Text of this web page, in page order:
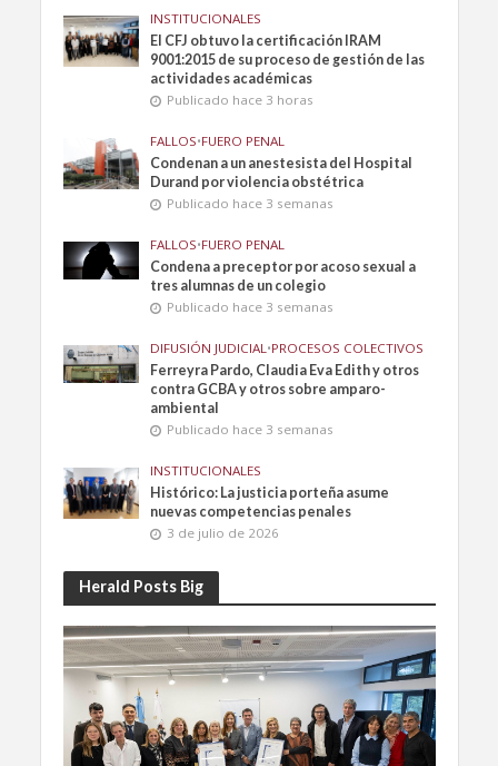
INSTITUCIONALES
El CFJ obtuvo la certificación IRAM
9001:2015 de su proceso de gestión de las
actividades académicas
Publicado hace 3 horas
FALLOS•FUERO PENAL
Condenan a un anestesista del Hospital
Durand por violencia obstétrica
Publicado hace 3 semanas
FALLOS•FUERO PENAL
Condena a preceptor por acoso sexual a
tres alumnas de un colegio
Publicado hace 3 semanas
DIFUSIÓN JUDICIAL•PROCESOS COLECTIVOS
Ferreyra Pardo, Claudia Eva Edith y otros
contra GCBA y otros sobre amparo-
ambiental
Publicado hace 3 semanas
INSTITUCIONALES
Histórico: La justicia porteña asume
nuevas competencias penales
3 de julio de 2026
Herald Posts Big